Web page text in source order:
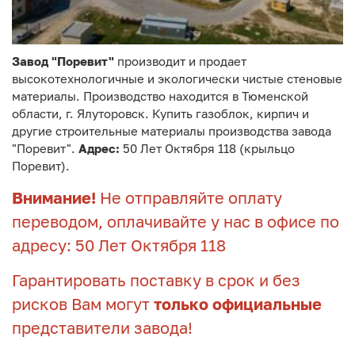
Завод "Поревит" производит и продает
высокотехнологичные и экологически чистые стеновые
материалы. Производство находится в Тюменской
области, г. Ялуторовск. Купить газоблок, кирпич и
другие строительные материалы производства завода
"Поревит". Адрес: 50 Лет Октября 118 (крыльцо
Поревит).
Внимание! Не отправляйте оплату
переводом, оплачивайте у нас в офисе по
адресу: 50 Лет Октября 118
Гарантировать поставку в срок и без
рисков Вам могут только официальные
представители завода!